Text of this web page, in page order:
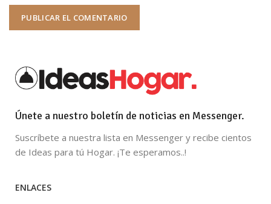
Únete a nuestro boletín de noticias en Messenger.
Suscríbete a nuestra lista en Messenger y recibe cientos
de Ideas para tú Hogar. ¡Te esperamos..!
ENLACES